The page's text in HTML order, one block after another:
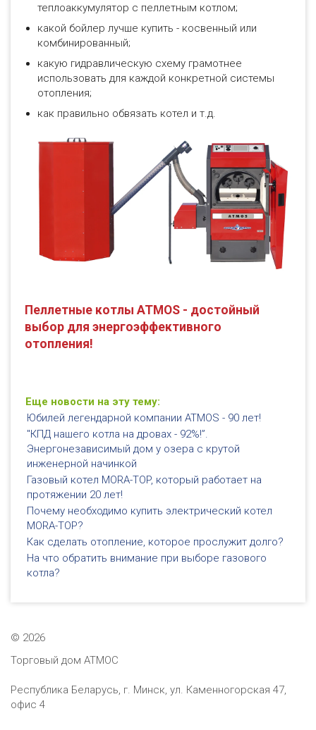
теплоаккумулятор с пеллетным котлом;
какой бойлер лучше купить - косвенный или
комбинированный;
какую гидравлическую схему грамотнее
использовать для каждой конкретной системы
отопления;
как правильно обвязать котел и т.д.
Пеллетные котлы ATMOS - достойный
выбор для энергоэффективного
отопления!
Еще новости на эту тему:
Юбилей легендарной компании ATMOS - 90 лет!
"КПД нашего котла на дровах - 92%!”.
Энергонезависимый дом у озера с крутой
инженерной начинкой
Газовый котел MORA-TOP, который работает на
протяжении 20 лет!
Почему необходимо купить электрический котел
MORA-TOP?
Как сделать отопление, которое прослужит долго?
На что обратить внимание при выборе газового
котла?
© 2026
Торговый дом АТМОС
Республика Беларусь, г. Минск, ул. Каменногорская 47,
офис 4